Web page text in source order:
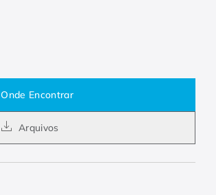
Onde Encontrar
Arquivos